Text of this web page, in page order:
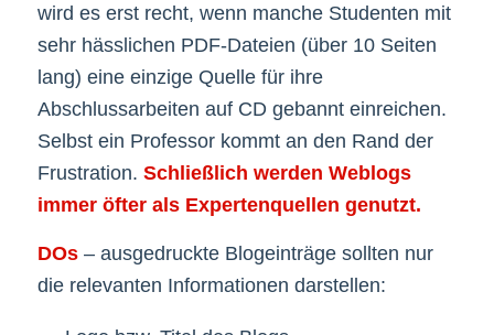
wird es erst recht, wenn manche Studenten mit
sehr hässlichen PDF-Dateien (über 10 Seiten
lang) eine einzige Quelle für ihre
Abschlussarbeiten auf CD gebannt einreichen.
Selbst ein Professor kommt an den Rand der
Frustration. Schließlich werden Weblogs
immer öfter als Expertenquellen genutzt.
DOs– ausgedruckte Blogeinträge sollten nur
die relevanten Informationen darstellen: